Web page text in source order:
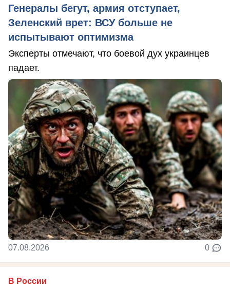
Генералы бегут, армия отступает,
Зеленский врет: ВСУ больше не
испытывают оптимизма
Эксперты отмечают, что боевой дух украинцев
падает.
07.08.2026 0
В России